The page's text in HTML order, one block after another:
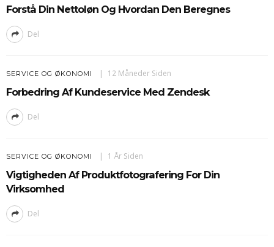
Forstå Din Nettoløn Og Hvordan Den Beregnes
Del
SERVICE OG ØKONOMI 12 Måneder Siden
Forbedring Af Kundeservice Med Zendesk
Del
SERVICE OG ØKONOMI 1 År Siden
Vigtigheden Af Produktfotografering For Din
Virksomhed
Del